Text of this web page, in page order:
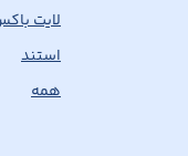
لایت
استند
همه